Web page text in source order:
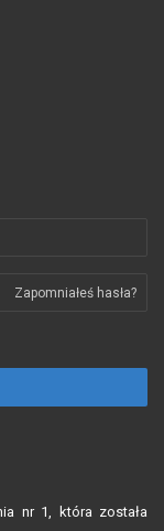
Zapomniałeś hasła?
nr 1, która została